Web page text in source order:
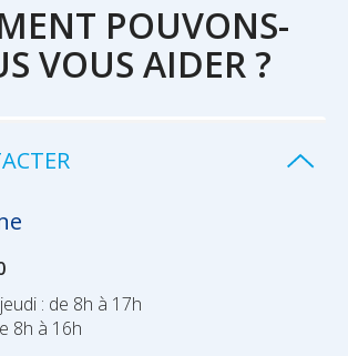
POUVONS-
VOUS AIDER ?
: de 8h à 17h
8h à 16h